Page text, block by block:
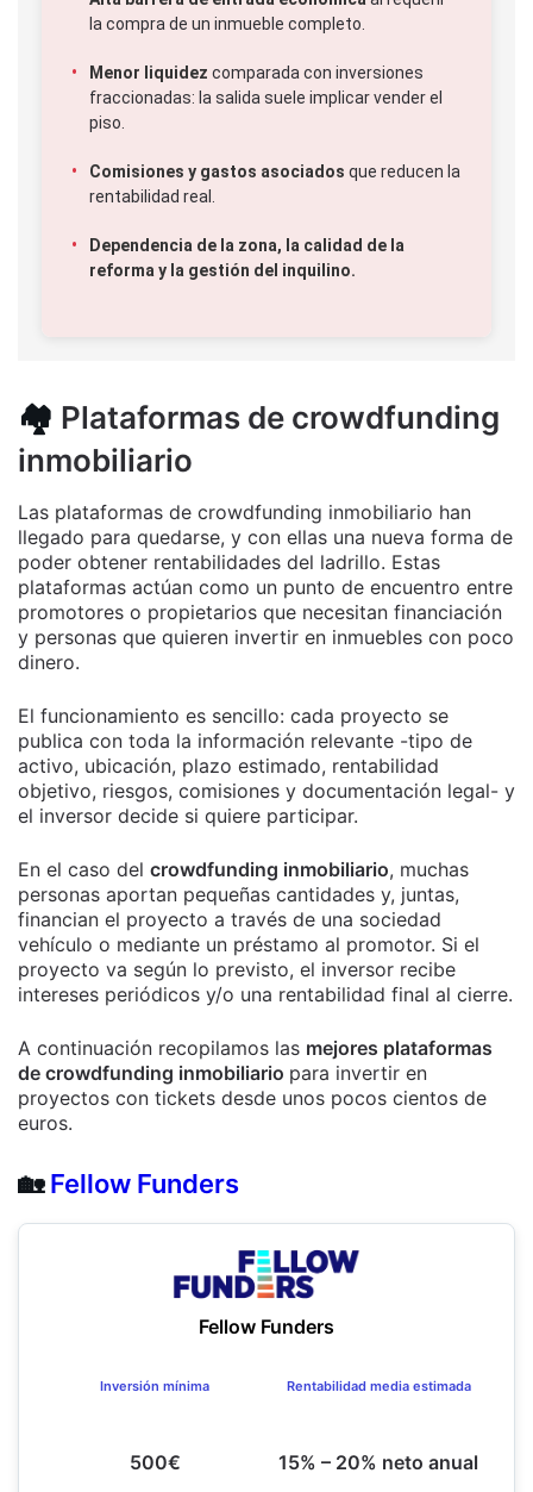
la compra de un inmueble completo.
Menor liquidez comparada con inversiones
fraccionadas: la salida suele implicar vender el
piso.
Comisiones y gastos asociados que reducen la
rentabilidad real.
Dependencia de la zona, la calidad de la
reforma y la gestión del inquilino.
🏘️ Plataformas de crowdfunding
inmobiliario
Las plataformas de crowdfunding inmobiliario han
llegado para quedarse, y con ellas una nueva forma de
poder obtener rentabilidades del ladrillo. Estas
plataformas actúan como un punto de encuentro entre
promotores o propietarios que necesitan financiación
y personas que quieren invertir en inmuebles con poco
dinero.
El funcionamiento es sencillo: cada proyecto se
publica con toda la información relevante -tipo de
activo, ubicación, plazo estimado, rentabilidad
objetivo, riesgos, comisiones y documentación legal- y
el inversor decide si quiere participar.
En el caso del crowdfunding inmobiliario, muchas
personas aportan pequeñas cantidades y, juntas,
financian el proyecto a través de una sociedad
vehículo o mediante un préstamo al promotor. Si el
proyecto va según lo previsto, el inversor recibe
intereses periódicos y/o una rentabilidad final al cierre.
A continuación recopilamos las mejores plataformas
de crowdfunding inmobiliario para invertir en
proyectos con tickets desde unos pocos cientos de
euros.
🏡Fellow Funders
Fellow Funders
Inversión mínima
500€
Rentabilidad media estimada
15% – 20% neto anual